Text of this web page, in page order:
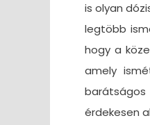
is olyan
legtöbb
hogy a
amely
érdekesen